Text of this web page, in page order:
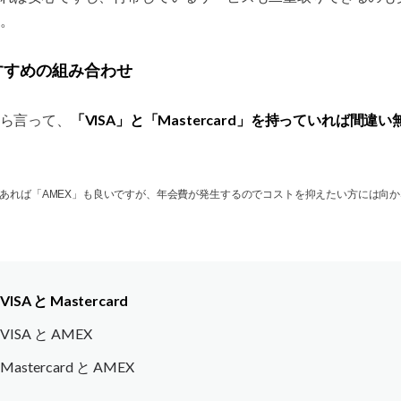
めの組み合わせ
言って、 「VISA」と「Mastercard」を持っていれば間違い
れば「AMEX」も良いですが、年会費が発生するのでコストを抑えたい方には向
VISA と Mastercard
VISA と AMEX
Mastercard と AMEX